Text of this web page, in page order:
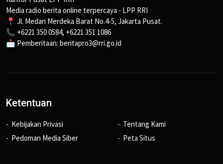
Media radio berita online terpercaya - LPP RRI
📍 Jl. Medan Merdeka Barat No.4-5, Jakarta Pusat.
📞 +6221 350 0584, +6221 351 1086
📩 Pemberitaan: beritapro3@rri.go.id
Ketentuan
Kebijakan Privasi
Pedoman Media Siber
Tentang Kami
Peta Situs